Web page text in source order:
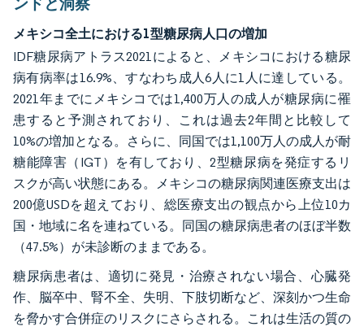
メキシコ全土における1型糖尿病人口の増加
IDF糖尿病アトラス2021によると、メキシコにおける糖尿
病有病率は16.9%、すなわち成人6人に1人に達している。
2021年までにメキシコでは1,400万人の成人が糖尿病に罹
患すると予測されており、これは過去2年間と比較して
10%の増加となる。さらに、同国では1,100万人の成人が耐
糖能障害（IGT）を有しており、2型糖尿病を発症するリ
スクが高い状態にある。メキシコの糖尿病関連医療支出は
200億USDを超えており、総医療支出の観点から上位10カ
国・地域に名を連ねている。同国の糖尿病患者のほぼ半数
（47.5%）が未診断のままである。
糖尿病患者は、適切に発見・治療されない場合、心臓発
作、脳卒中、腎不全、失明、下肢切断など、深刻かつ生命
を脅かす合併症のリスクにさらされる。これは生活の質の